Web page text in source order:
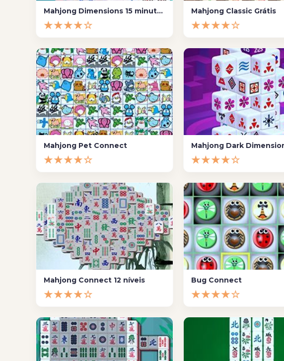
Mahjong Dimensions 15 minutos
★★★★☆
Mahjong Classic Grátis
★★★★☆
Mahjong Pet Connect
★★★★☆ ★★★★☆
Mahjong Connect 12 níveis
★★★★☆
Bug Connect
★★★★☆